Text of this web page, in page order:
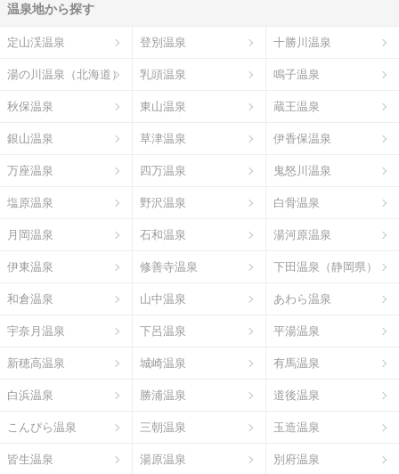
温泉地から探す
定山渓温泉 登別温泉 十勝川温泉
湯の川温泉（北海道） 乳頭温泉 鳴子温泉
秋保温泉 東山温泉 蔵王温泉
銀山温泉 草津温泉 伊香保温泉
万座温泉 四万温泉 鬼怒川温泉
塩原温泉 野沢温泉 白骨温泉
月岡温泉 石和温泉 湯河原温泉
伊東温泉 修善寺温泉 下田温泉（静岡県）
和倉温泉 山中温泉 あわら温泉
宇奈月温泉 下呂温泉 平湯温泉
新穂高温泉 城崎温泉 有馬温泉
白浜温泉 勝浦温泉 道後温泉
こんぴら温泉 三朝温泉 玉造温泉
皆生温泉 湯原温泉 別府温泉